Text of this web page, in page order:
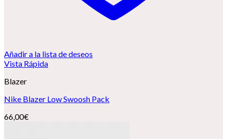
Añadir a la lista de deseos
Vista Rápida
Blazer
Nike Blazer Low Swoosh Pack
66,00€